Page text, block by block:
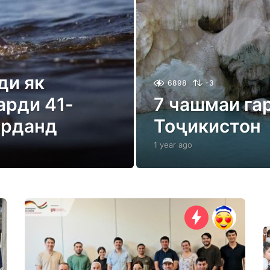
як
41-
6898 -3
7 чашмаи
Тоҷикистон
1 year ago
e
g
o